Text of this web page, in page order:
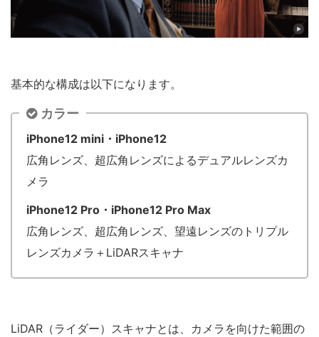
基本的な構成は以下になります。
カラー
iPhone12 mini・iPhone12
広角レンズ、超広角レンズによるデュアルレンズカ
メラ
iPhone12 Pro・iPhone12 Pro Max
広角レンズ、超広角レンズ、望遠レンズのトリプル
レンズカメラ＋LiDARスキャナ
LiDAR（ライダー）スキャナとは、カメラを向けた範囲の